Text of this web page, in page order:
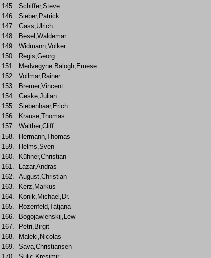
145.
Schiffer,Steve
146.
Sieber,Patrick
147.
Gass,Ulrich
148.
Besel,Waldemar
149.
Widmann,Volker
150.
Regis,Georg
151.
Medvegyne Balogh,Emese
152.
Vollmar,Rainer
153.
Bremer,Vincent
154.
Geske,Julian
155.
Siebenhaar,Erich
156.
Krause,Thomas
157.
Walther,Cliff
158.
Hermann,Thomas
159.
Helms,Sven
160.
Kühner,Christian
161.
Lazar,Andras
162.
August,Christian
163.
Kerz,Markus
164.
Konik,Michael,Dr.
165.
Rozenfeld,Tatjana
166.
Bogojawlenskij,Lew
167.
Petri,Birgit
168.
Maleki,Nicolas
169.
Sava,Christiansen